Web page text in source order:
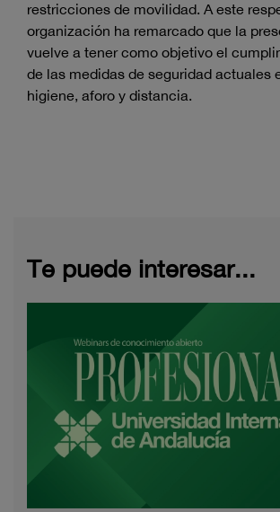
restricciones de movilidad. A este
organización ha remarcado que la
vuelve a tener como objetivo el
de las medidas de seguridad actuales
higiene, aforo y distancia.
Te puede interesar...